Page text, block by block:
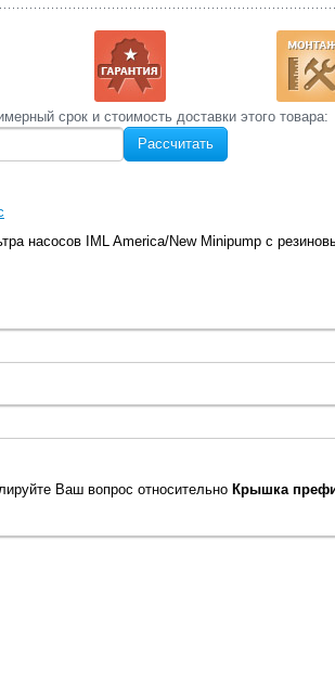
срок и стоимость‌ доставки этого товара:
Рассчитать
насосов IML America/New Minipump с
Ваш вопрос относительно Крышка